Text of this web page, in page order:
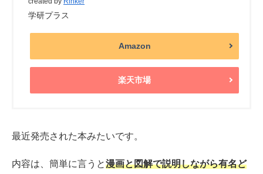
学研プラス
Amazon
楽天市場
最近発売された本みたいです。
内容は、簡単に言うと漫画と図解で説明しながら有名ど